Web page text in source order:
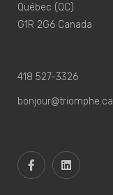
Québec (QC)
G1R 2G6 Canada
418 527-3326
bonjour@triomphe.ca